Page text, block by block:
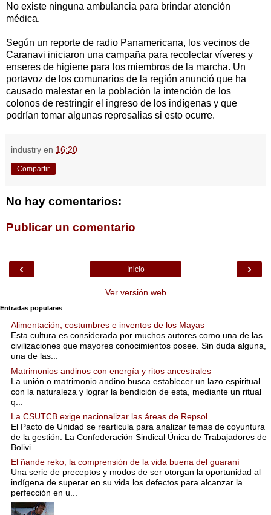
No existe ninguna ambulancia para brindar atención
médica.
Según un reporte de radio Panamericana, los vecinos de
Caranavi iniciaron una campaña para recolectar víveres y
enseres de higiene para los miembros de la marcha. Un
portavoz de los comunarios de la región anunció que ha
causado malestar en la población la intención de los
colonos de restringir el ingreso de los indígenas y que
podrían tomar algunas represalias si esto ocurre.
industry en 16:20
Compartir
No hay comentarios:
Publicar un comentario
‹ ›
Inicio
Ver versión web
Entradas populares
Alimentación, costumbres e inventos de los Mayas
Esta cultura es considerada por muchos autores como una de las
civilizaciones que mayores conocimientos posee. Sin duda alguna,
una de las...
Matrimonios andinos con energía y ritos ancestrales
La unión o matrimonio andino busca establecer un lazo espiritual
con la naturaleza y lograr la bendición de esta, mediante un ritual
q...
La CSUTCB exige nacionalizar las áreas de Repsol
El Pacto de Unidad se rearticula para analizar temas de coyuntura
de la gestión. La Confederación Sindical Única de Trabajadores de
Bolivi...
El ñande reko, la comprensión de la vida buena del guaraní
Una serie de preceptos y modos de ser otorgan la oportunidad al
indígena de superar en su vida los defectos para alcanzar la
perfección en u...